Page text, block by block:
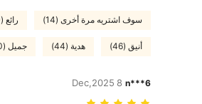
سوف اشتريه مرة أخرى (14) رائع (100+)
أنيق (46) هدية (44) جميل (100+)
n***6
8 Dec,2025